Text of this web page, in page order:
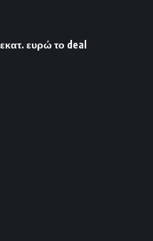
ευρώ το deal